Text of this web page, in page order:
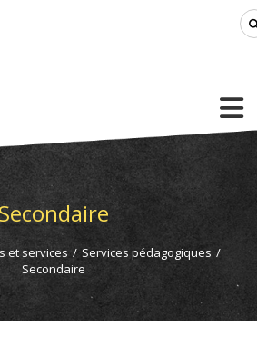
et services / Services pédagogiques /
Secondaire